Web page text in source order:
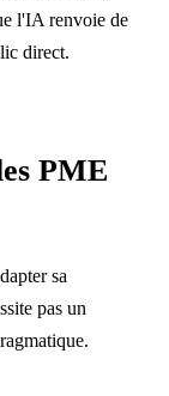
l'IA renvoie de
direct.
PME
sa
pas un